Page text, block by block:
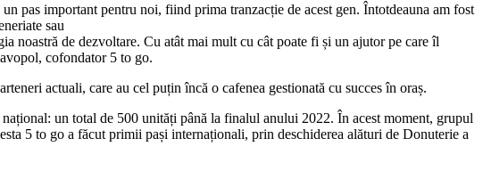
pas important pentru noi, fiind prima tranzacție de acest gen. Întotdeauna am fost
sau
noastră de dezvoltare. Cu atât mai mult cu cât poate fi și un ajutor pe care îl
cofondator 5 to go.
actuali, care au cel puțin încă o cafenea gestionată cu succes în oraș.
un total de 500 unități până la finalul anului 2022. În acest moment, grupul
5 to go a făcut primii pași internaționali, prin deschiderea alături de Donuterie a